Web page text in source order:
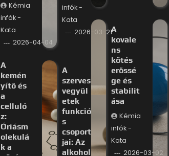
Kémia
infók -
Kata
2026-04-04
infók -
Kata
2026-03-21
A
kemén
yítő és
a
celluló
z:
Óriásm
olekulá
k a
A
szerves
vegyül
etek
funkció
s
csoport
jai: Az
alkohol
A
kovale
ns
kötés
erőssé
ge és
stabilit
ása
Kémia
infók -
Kata
2026-03-02